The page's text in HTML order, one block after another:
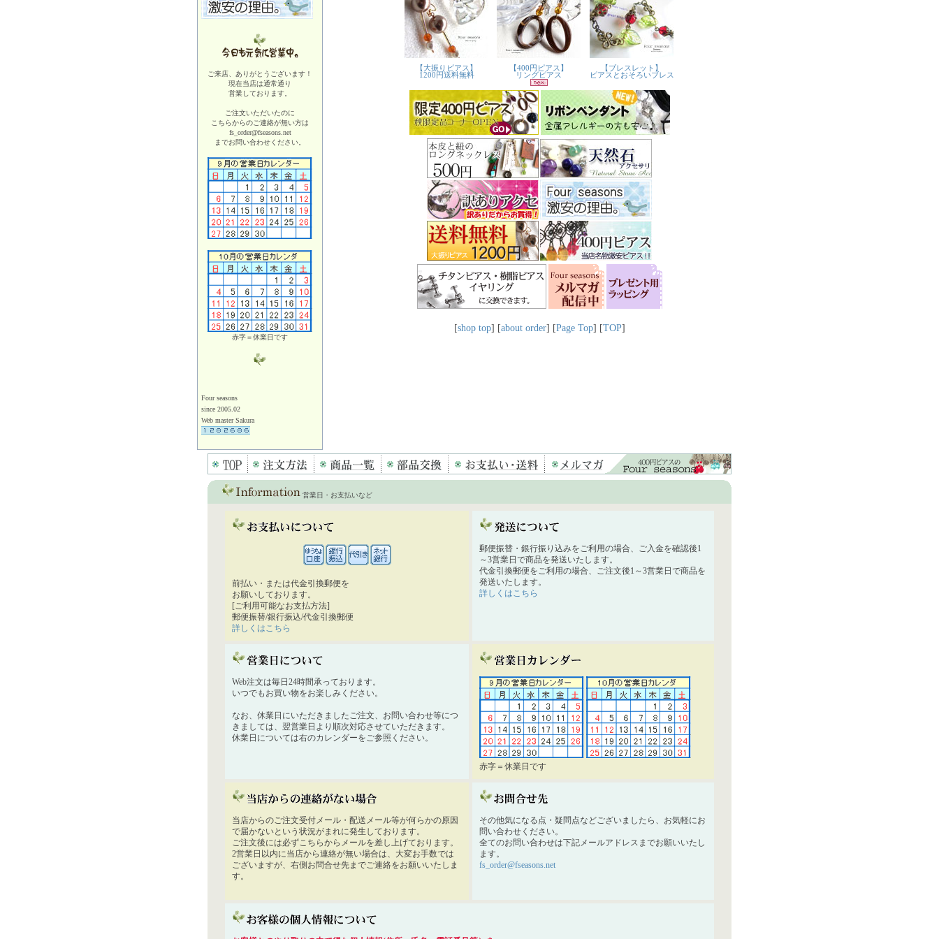
ご来店、ありがとうございます！
現在当店は通常通り
営業しております。
ご注文いただいたのに
こちらからのご連絡が無い方は
fs_order@fseasons.net
までお問い合わせください。
赤字＝休業日です
Four seasons
since 2005.02
Web master Sakura
[shop top] [about order] [Page Top] [TOP]
営業日・お支払いなど
前払い・または代金引換郵便を
お願いしております。
[ご利用可能なお支払方法]
郵便振替/銀行振込/代金引換郵便
詳しくはこちら
郵便振替・銀行振り込みをご利用の場合、ご入金を確認後1
～3営業日で商品を発送いたします。
代金引換郵便をご利用の場合、ご注文後1～3営業日で商品を
発送いたします。
詳しくはこちら
Web注文は毎日24時間承っております。
いつでもお買い物をお楽しみください。
なお、休業日にいただきましたご注文、お問い合わせ等につ
きましては、翌営業日より順次対応させていただきます。
休業日については右のカレンダーをご参照ください。
赤字＝休業日です
当店からのご注文受付メール・配送メール等が何らかの原因
で届かないという状況がまれに発生しております。
ご注文後には必ずこちらからメールを差し上げております。
2営業日以内に当店から連絡が無い場合は、大変お手数では
ございますが、右側お問合せ先までご連絡をお願いいたしま
す。
その他気になる点・疑問点などございましたら、お気軽にお
問い合わせください。
全てのお問い合わせは下記メールアドレスまでお願いいたし
ます。
fs_order@fseasons.net